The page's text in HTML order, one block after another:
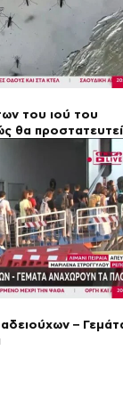
του ιού του
θα
–